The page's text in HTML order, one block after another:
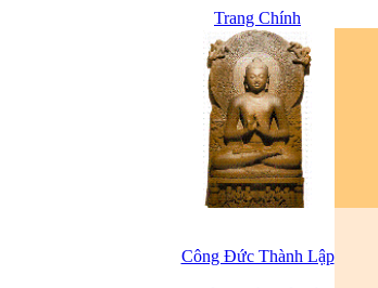
Trang Chính
Công Đức Thành Lập